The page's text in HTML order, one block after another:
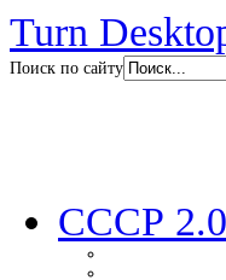
Turn
Поиск по сайту
СССР 2.0